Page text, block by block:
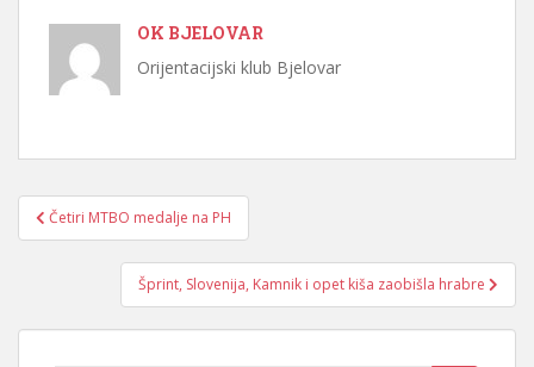
OK BJELOVAR
Orijentacijski klub Bjelovar
Navigacija
objava
Četiri MTBO medalje na PH
Šprint, Slovenija, Kamnik i opet kiša zaobišla hrabre